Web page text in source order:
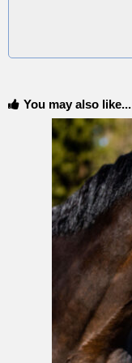
You may also like...